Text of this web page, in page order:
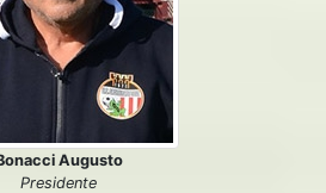
Augusto
Presidente